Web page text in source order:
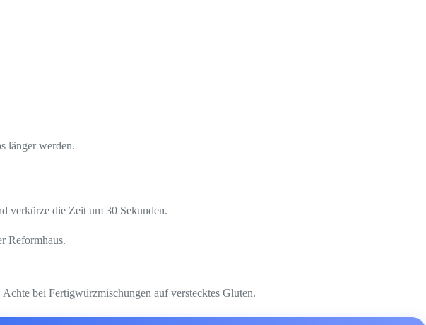
länger werden.
verkürze die Zeit um 30 Sekunden.
Reformhaus.
bei Fertigwürzmischungen auf verstecktes Gluten.